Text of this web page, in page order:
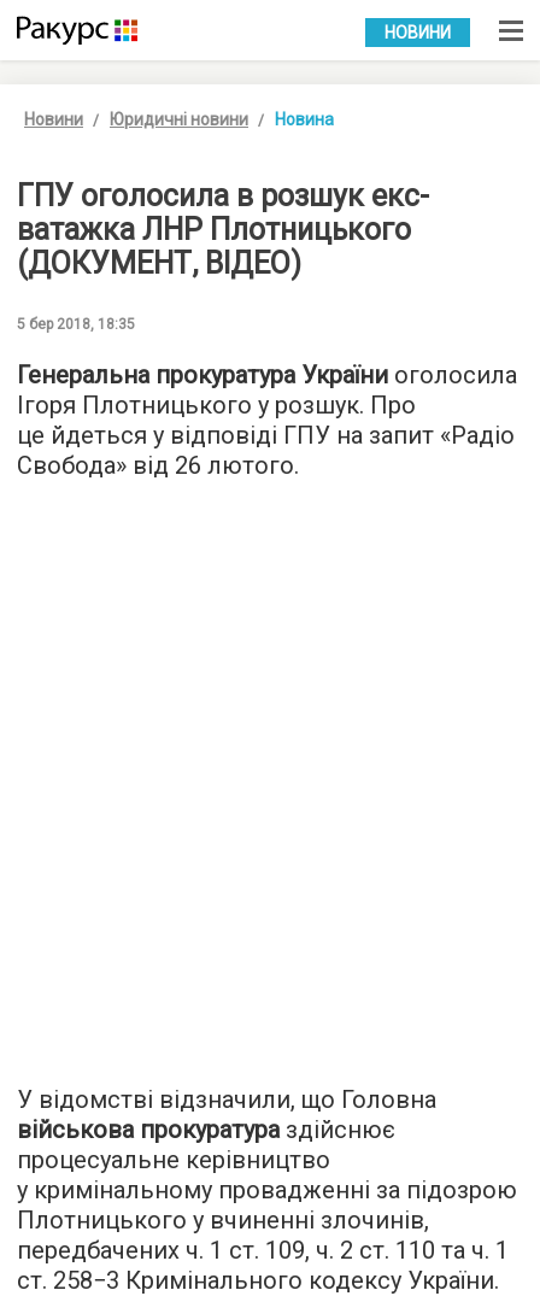
УКР РУС
НОВИНИ
Новини Юридичні новини Новина
ГПУ оголосила в розшук екс-
ватажка ЛНР Плотницького
(ДОКУМЕНТ, ВІДЕО)
5 бер 2018, 18:35
Генеральна прокуратура України оголосила
Ігоря Плотницького у розшук. Про
це йдеться у відповіді ГПУ на запит «Радіо
Свобода» від 26 лютого.
У відомстві відзначили, що Головна
військова прокуратураздійснює
процесуальне керівництво
у кримінальному провадженні за підозрою
Плотницького у вчиненні злочинів,
передбачених ч. 1 ст. 109, ч. 2 ст. 110 та ч. 1
ст. 258−3 Кримінального кодексу України.